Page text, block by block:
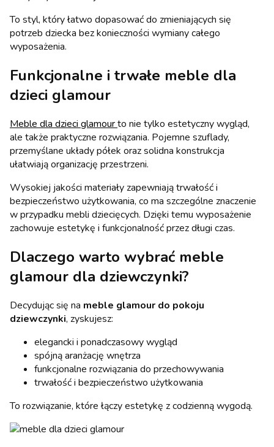
To styl, który łatwo dopasować do zmieniających się
potrzeb dziecka bez konieczności wymiany całego
wyposażenia.
Funkcjonalne i trwałe meble dla
dzieci glamour
Meble dla dzieci glamourto nie tylko estetyczny wygląd,
ale także praktyczne rozwiązania. Pojemne szuflady,
przemyślane układy półek oraz solidna konstrukcja
ułatwiają organizację przestrzeni.
Wysokiej jakości materiały zapewniają trwałość i
bezpieczeństwo użytkowania, co ma szczególne znaczenie
w przypadku mebli dziecięcych. Dzięki temu wyposażenie
zachowuje estetykę i funkcjonalność przez długi czas.
Dlaczego warto wybrać meble
glamour dla dziewczynki?
Decydując się na meble glamour do pokoju
dziewczynki, zyskujesz:
elegancki i ponadczasowy wygląd
spójną aranżację wnętrza
funkcjonalne rozwiązania do przechowywania
trwałość i bezpieczeństwo użytkowania
To rozwiązanie, które łączy estetykę z codzienną wygodą.